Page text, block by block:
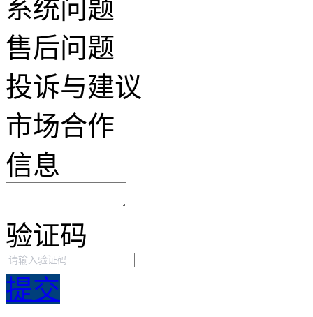
系统问题
售后问题
投诉与建议
市场合作
信息
验证码
提交